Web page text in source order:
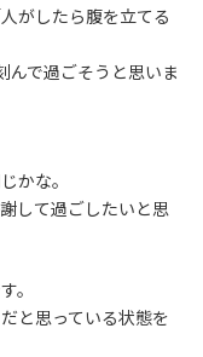
がしたら腹を立てる
んで過ごそうと思いま
かな。
して過ごしたいと思
。
と思っている状態を